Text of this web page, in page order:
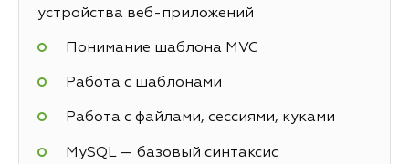
устройства веб-приложений
Понимание шаблона MVC
Работа с шаблонами
Работа с файлами, сессиями, куками
MySQL — базовый синтаксис